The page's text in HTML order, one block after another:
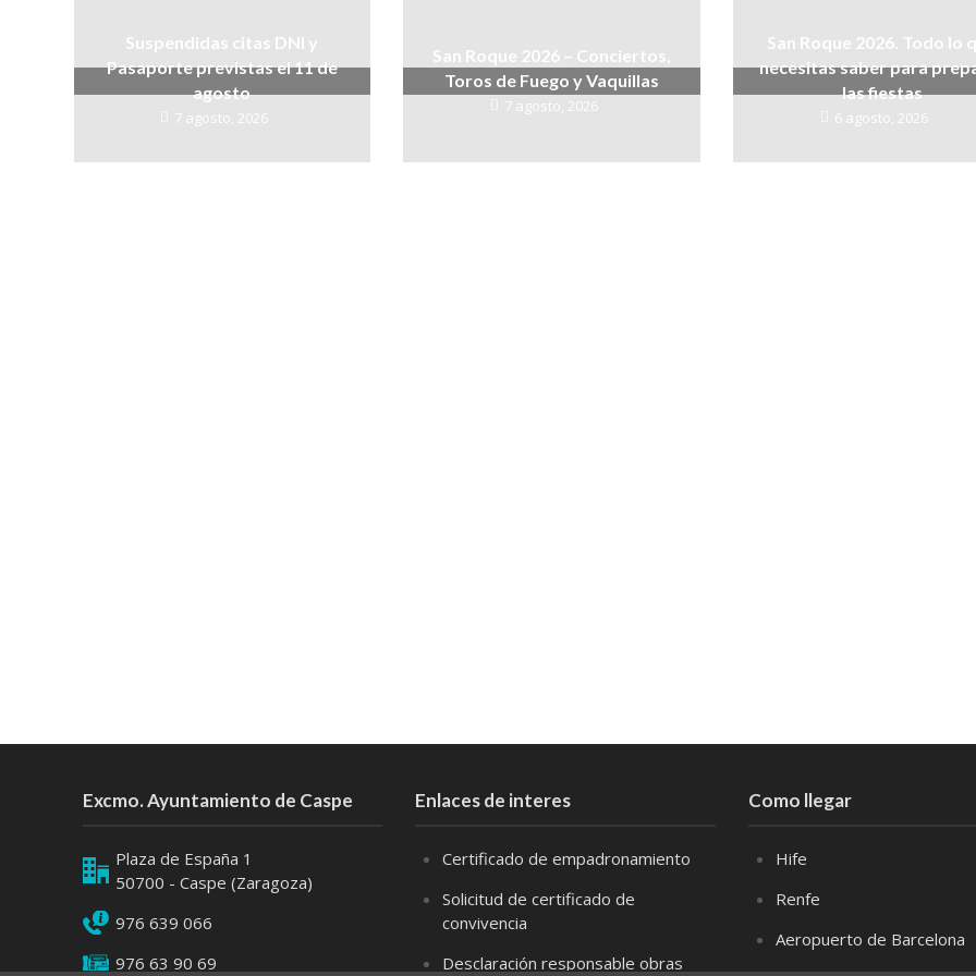
Suspendidas citas DNI y
Pasaporte previstas el 11 de
agosto
7 agosto, 2026
San Roque 2026 – Conciertos,
Toros de Fuego y Vaquillas
7 agosto, 2026
San Roque 2026. Todo lo
necesitas saber para
las fiestas
6 agosto, 2026
Excmo. Ayuntamiento de Caspe
Plaza de España 1
50700 - Caspe (Zaragoza)
976 639 066
976 63 90 69
Enlaces de interes
Certificado de empadronamiento
Solicitud de certificado de
convivencia
Desclaración responsable obras
Como llegar
Hife
Renfe
Aeropuerto de Barcelona